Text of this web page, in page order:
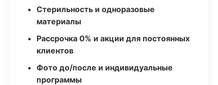
Стерильность и одноразовые
материалы
Рассрочка 0% и акции для постоянных
клиентов
Фото до/после и индивидуальные
программы